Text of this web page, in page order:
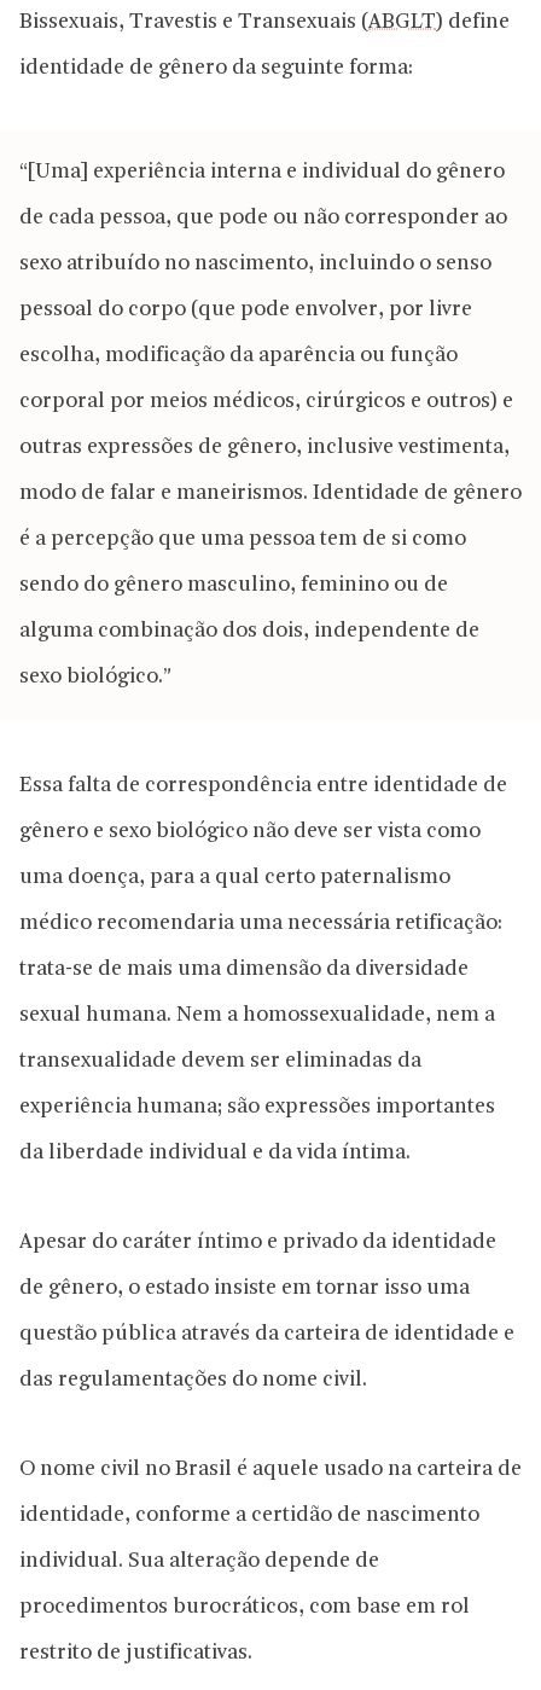
Bissexuais, Travestis e Transexuais (ABGLT) define
identidade de gênero da seguinte forma:
“[Uma] experiência interna e individual do gênero
de cada pessoa, que pode ou não corresponder ao
sexo atribuído no nascimento, incluindo o senso
pessoal do corpo (que pode envolver, por livre
escolha, modificação da aparência ou função
corporal por meios médicos, cirúrgicos e outros) e
outras expressões de gênero, inclusive vestimenta,
modo de falar e maneirismos. Identidade de gênero
é a percepção que uma pessoa tem de si como
sendo do gênero masculino, feminino ou de
alguma combinação dos dois, independente de
sexo biológico.”
Essa falta de correspondência entre identidade de
gênero e sexo biológico não deve ser vista como
uma doença, para a qual certo paternalismo
médico recomendaria uma necessária retificação:
trata-se de mais uma dimensão da diversidade
sexual humana. Nem a homossexualidade, nem a
transexualidade devem ser eliminadas da
experiência humana; são expressões importantes
da liberdade individual e da vida íntima.
Apesar do caráter íntimo e privado da identidade
de gênero, o estado insiste em tornar isso uma
questão pública através da carteira de identidade e
das regulamentações do nome civil.
O nome civil no Brasil é aquele usado na carteira de
identidade, conforme a certidão de nascimento
individual. Sua alteração depende de
procedimentos burocráticos, com base em rol
restrito de justificativas.